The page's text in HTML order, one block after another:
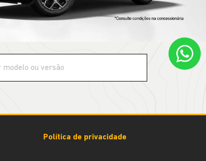
Política de privacidade